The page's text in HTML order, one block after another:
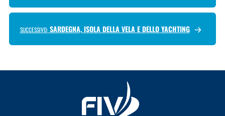
SUCCESSIVO: SARDEGNA, ISOLA DELLA VELA E DELLO YACHTING